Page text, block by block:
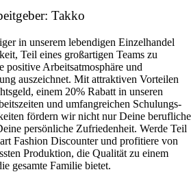
Takko
in unserem lebendigen Einzelhandel
Teil eines großartigen Teams zu
positive Arbeitsatmosphäre und
auszeichnet. Mit attraktiven Vorteilen
einem 20% Rabatt in unseren
und umfangreichen Schulungs-
fördern wir nicht nur Deine berufliche
persönliche Zufriedenheit. Werde Teil
Fashion Discounter und profitiere von
Produktion, die Qualität zu einem
gesamte Familie bietet.